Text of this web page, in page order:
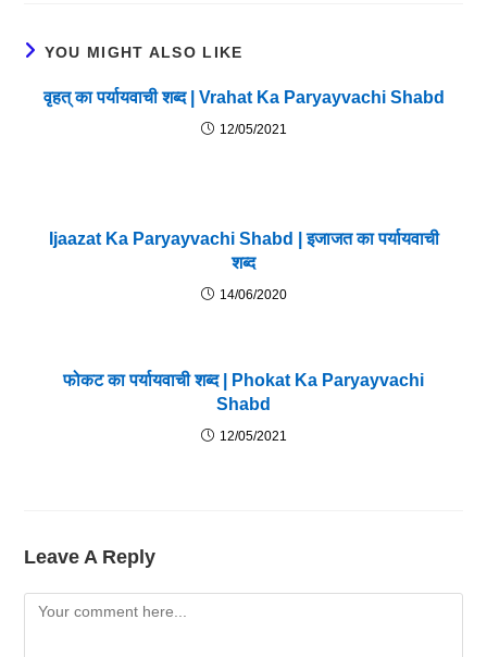
YOU MIGHT ALSO LIKE
वृहत् का पर्यायवाची शब्द | Vrahat Ka Paryayvachi Shabd
12/05/2021
Ijaazat Ka Paryayvachi Shabd | इजाजत का पर्यायवाची
शब्द
14/06/2020
फोकट का पर्यायवाची शब्द | Phokat Ka Paryayvachi
Shabd
12/05/2021
Leave A Reply
Comment